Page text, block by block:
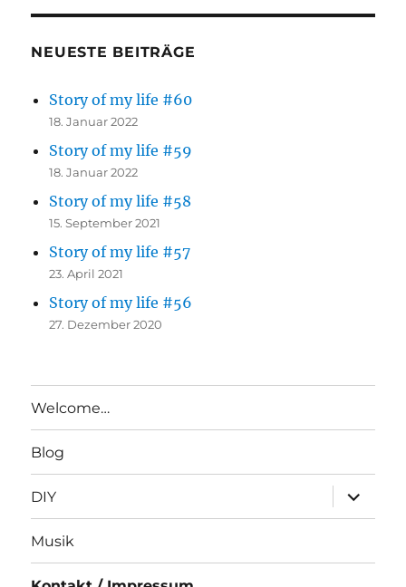
NEUESTE BEITRÄGE
Story of my life #60
18. Januar 2022
Story of my life #59
18. Januar 2022
Story of my life #58
15. September 2021
Story of my life #57
23. April 2021
Story of my life #56
27. Dezember 2020
Welcome…
Blog
DIY
anzeigen
Musik